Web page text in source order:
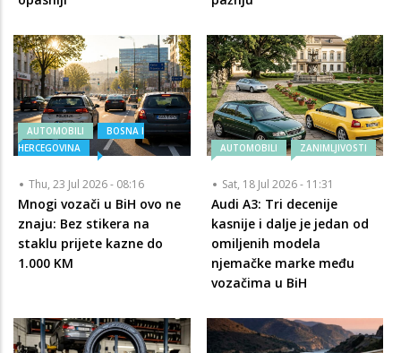
AUTOMOBILI
BOSNA I
HERCEGOVINA
Thu, 23 Jul 2026 - 08:16
Mnogi vozači u BiH ovo ne
znaju: Bez stikera na
staklu prijete kazne do
1.000 KM
AUTOMOBILI ZANIMLJIVOSTI
Sat, 18 Jul 2026 - 11:31
Audi A3: Tri decenije
kasnije i dalje je jedan od
omiljenih modela
njemačke marke među
vozačima u BiH